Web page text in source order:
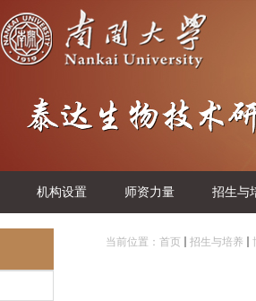
机构设置 师资力量 招生与
当前位置： 首页 招生与培养